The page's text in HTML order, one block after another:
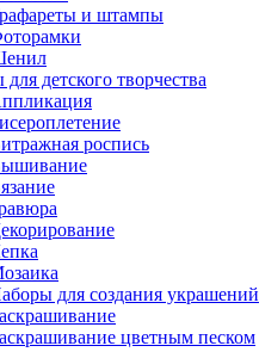
и штампы
детского творчества
роспись
для создания украшений
цветным песком